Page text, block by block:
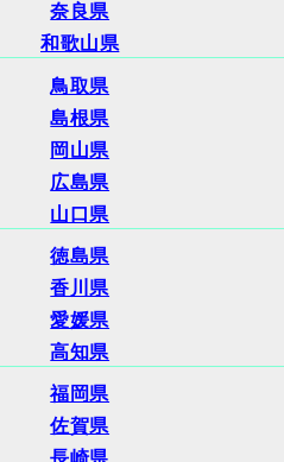
奈良県
和歌山県
鳥取県
島根県
岡山県
広島県
山口県
徳島県
香川県
愛媛県
高知県
福岡県
佐賀県